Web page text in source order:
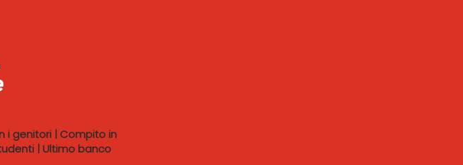
i genitori| Compito in
| Ultimo banco